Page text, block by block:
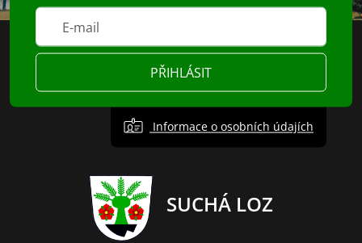
PŘIHLÁSIT
Informace o osobních údajích
SUCHÁ LOZ